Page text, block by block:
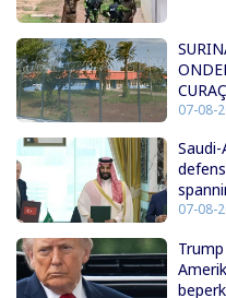
07-08-
07-08-